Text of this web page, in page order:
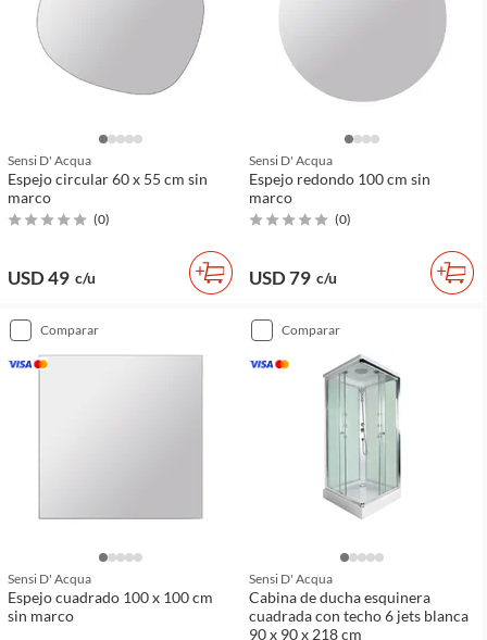
Sensi D' Acqua
Espejo circular 60 x 55 cm sin
marco
(0)
USD 49 c/u
Sensi D' Acqua
Espejo redondo 100 cm sin
marco
(0)
USD 79 c/u
comparar
Sensi D' Acqua
Espejo cuadrado 100 x 100 cm
sin marco
comparar
Sensi D' Acqua
Cabina de ducha esquinera
cuadrada con techo 6 jets blanca
90 x 90 x 218 cm